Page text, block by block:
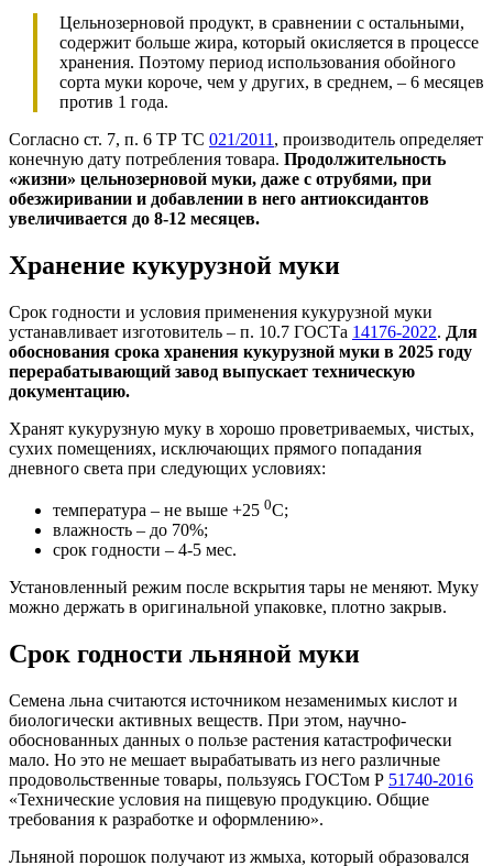
Цельнозерновой продукт, в сравнении с остальными,
содержит больше жира, который окисляется в процессе
хранения. Поэтому период использования обойного
сорта муки короче, чем у других, в среднем, – 6 месяцев
против 1 года.
Согласно ст. 7, п. 6 ТР ТС 021/2011 , производитель определяет
конечную дату потребления товара. Продолжительность
«жизни» цельнозерновой муки, даже с отрубями, при
обезжиривании и добавлении в него антиоксидантов
увеличивается до 8-12 месяцев.
Хранение кукурузной муки
Срок годности и условия применения кукурузной муки
устанавливает изготовитель – п. 10.7 ГОСТа 14176-2022. Для
обоснования срока хранения кукурузной муки в 2025 году
перерабатывающий завод выпускает техническую
документацию.
Хранят кукурузную муку в хорошо проветриваемых, чистых,
сухих помещениях, исключающих прямого попадания
дневного света при следующих условиях:
температура – не выше +25 0С;
влажность – до 70%;
срок годности – 4-5 мес.
Установленный режим после вскрытия тары не меняют. Муку
можно держать в оригинальной упаковке, плотно закрыв.
Срок годности льняной муки
Семена льна считаются источником незаменимых кислот и
биологически активных веществ. При этом, научно-
обоснованных данных о пользе растения катастрофически
мало. Но это не мешает вырабатывать из него различные
продовольственные товары, пользуясь ГОСТом Р 51740-2016
«Технические условия на пищевую продукцию. Общие
требования к разработке и оформлению».
Льняной порошок получают из жмыха, который образовался